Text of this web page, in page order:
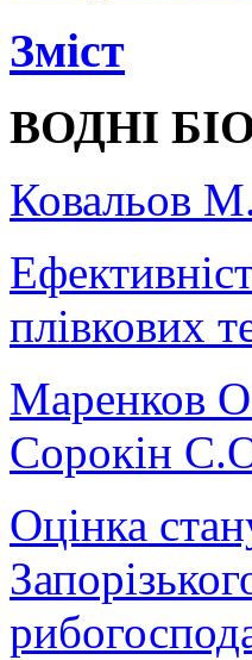
Зміст
ВОДНІ
Ковальов
плівкових
Маренков
Сорокін
Оцінка